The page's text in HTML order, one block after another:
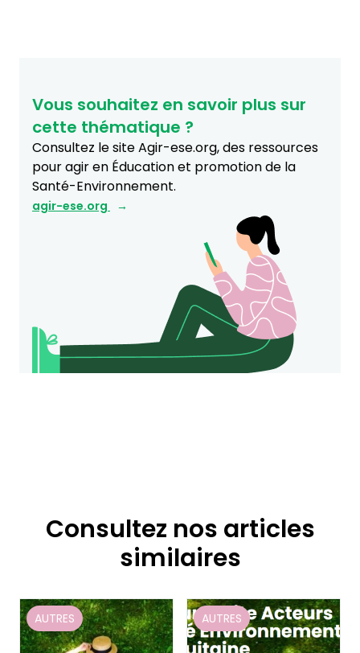
Vous souhaitez en savoir plus sur
cette thématique ?
Consultez le site Agir-ese.org, des ressources
pour agir en Éducation et promotion de la
Santé-Environnement.
agir-ese.org
Consultez nos articles
similaires
AUTRES AUTRES